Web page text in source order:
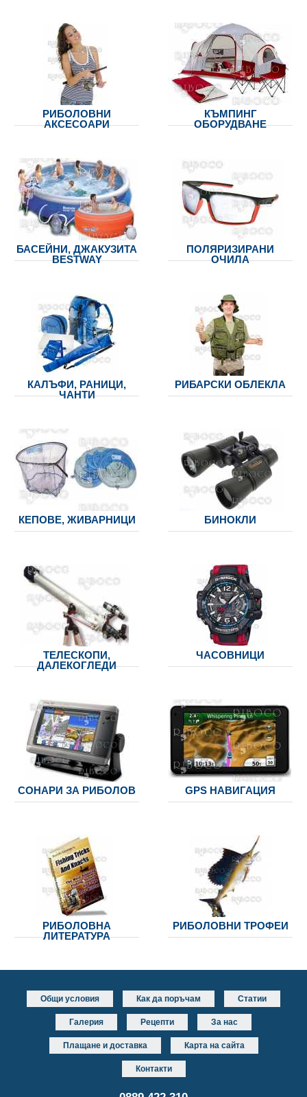
РИБОЛОВНИ
АКСЕСОАРИ
КЪМПИНГ
ОБОРУДВАНЕ
БАСЕЙНИ, ДЖАКУЗИТА
BESTWAY
ПОЛЯРИЗИРАНИ
ОЧИЛА
КАЛЪФИ, РАНИЦИ,
ЧАНТИ
РИБАРСКИ ОБЛЕКЛА
КЕПОВЕ, ЖИВАРНИЦИ БИНОКЛИ
ТЕЛЕСКОПИ,
ДАЛЕКОГЛЕДИ
ЧАСОВНИЦИ
СОНАРИ ЗА РИБОЛОВ GPS НАВИГАЦИЯ
РИБОЛОВНА
ЛИТЕРАТУРА
РИБОЛОВНИ ТРОФЕИ
Общи условия Как да поръчам Статии
Галерия Рецепти За нас
Плащане и доставка Карта на сайта
Контакти